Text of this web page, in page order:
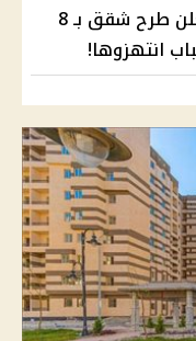
الحق احجز شقتك: وزير الاسكان يعلن طرح شقق بـ 8
انتهزوها!